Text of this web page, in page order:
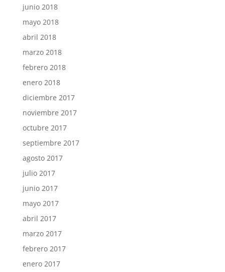
junio 2018
mayo 2018
abril 2018
marzo 2018
febrero 2018
enero 2018
diciembre 2017
noviembre 2017
octubre 2017
septiembre 2017
agosto 2017
julio 2017
junio 2017
mayo 2017
abril 2017
marzo 2017
febrero 2017
enero 2017